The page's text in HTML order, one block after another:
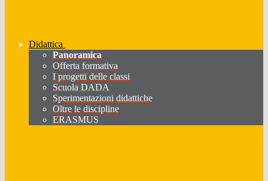
Didattica
Panoramica
Offerta formativa
I progetti delle classi
Scuola DADA
Sperimentazioni didattiche
Oltre le discipline
ERASMUS